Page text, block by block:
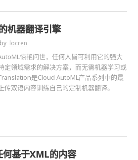
机器翻译引擎
locren
惊艳问世，任何人皆可利用它的强大
定领域需求的解决方案，而无需机器学习或
是Cloud AutoML产品系列中的最
双语内容训练自己的定制机器翻译。
基于XML的内容